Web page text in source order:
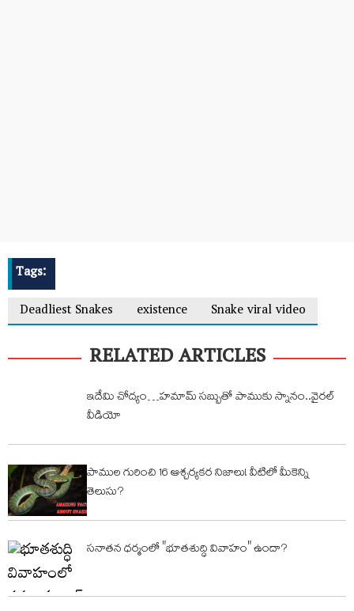
Tags:
Deadliest Snakes
existence Snake viral video
RELATED ARTICLES
ఇదేమి చోద్యం…హమామ్ సబ్బుతో పాముకు స్నానం..వైరల్
వీడియో
పాముల గురించి 16 ఆశ్చర్యకర నిజాలు! వీటిలో మీకెన్ని
తెలుసు?
సనాతన ధర్మంలో "భూతశుద్ధి వివాహం" ఉందా?